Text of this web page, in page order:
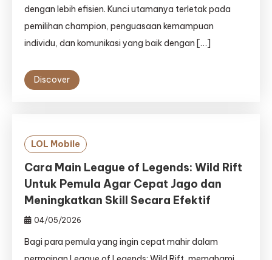
dengan lebih efisien. Kunci utamanya terletak pada
pemilihan champion, penguasaan kemampuan
individu, dan komunikasi yang baik dengan […]
Discover
LOL Mobile
Cara Main League of Legends: Wild Rift
Untuk Pemula Agar Cepat Jago dan
Meningkatkan Skill Secara Efektif
04/05/2026
Bagi para pemula yang ingin cepat mahir dalam